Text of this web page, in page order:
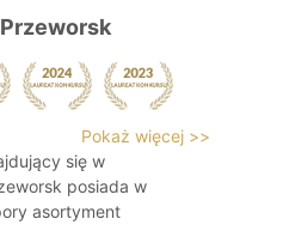
Pokaż więcej >>
się w
posiada w
asortyment